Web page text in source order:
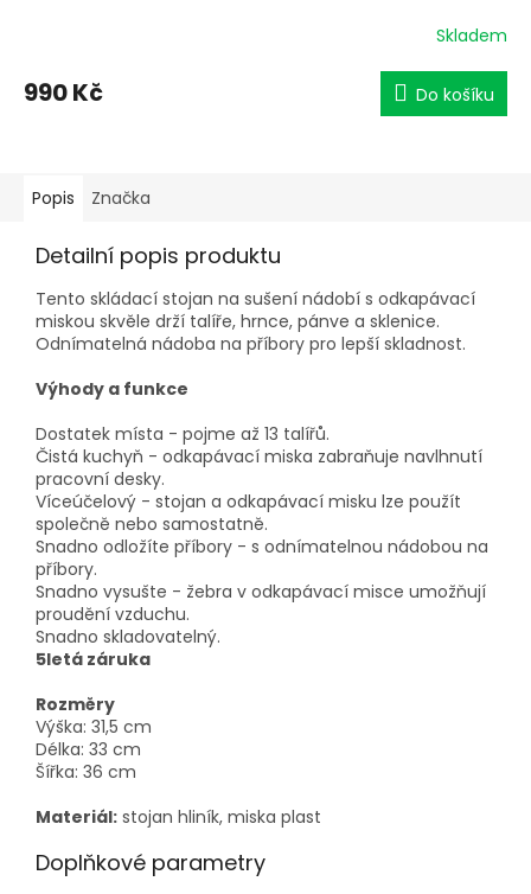
Skladem
990 Kč Do košíku
Popis Značka
Detailní popis produktu
Tento skládací stojan na sušení nádobí s odkapávací
miskou skvěle drží talíře, hrnce, pánve a sklenice.
Odnímatelná nádoba na příbory pro lepší skladnost.
Výhody a funkce
Dostatek místa - pojme až 13 talířů.
Čistá kuchyň - odkapávací miska zabraňuje navlhnutí
pracovní desky.
Víceúčelový - stojan a odkapávací misku lze použít
společně nebo samostatně.
Snadno odložíte příbory - s odnímatelnou nádobou na
příbory.
Snadno vysušte - žebra v odkapávací misce umožňují
proudění vzduchu.
Snadno skladovatelný.
5letá záruka
Rozměry
Výška: 31,5 cm
Délka: 33 cm
Šířka: 36 cm
Materiál: stojan hliník, miska plast
Doplňkové parametry